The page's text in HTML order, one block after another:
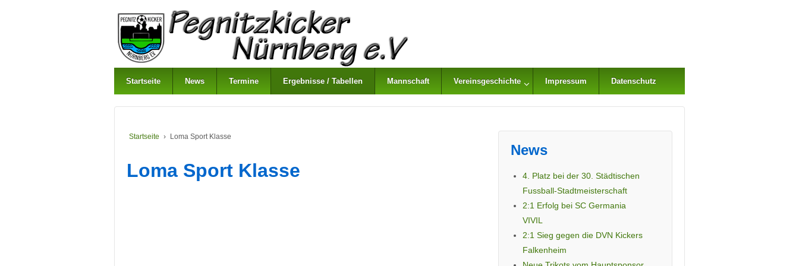
Startseite News Termine Ergebnisse / Tabellen Mannschaft Vereinsgeschichte Impressum Datenschutz
Startseite › Loma Sport Klasse
Loma Sport Klasse
News
4. Platz bei der 30. Städtischen
Fussball-Stadtmeisterschaft
2:1 Erfolg bei SC Germania
VIVIL
2:1 Sieg gegen die DVN Kickers
Falkenheim